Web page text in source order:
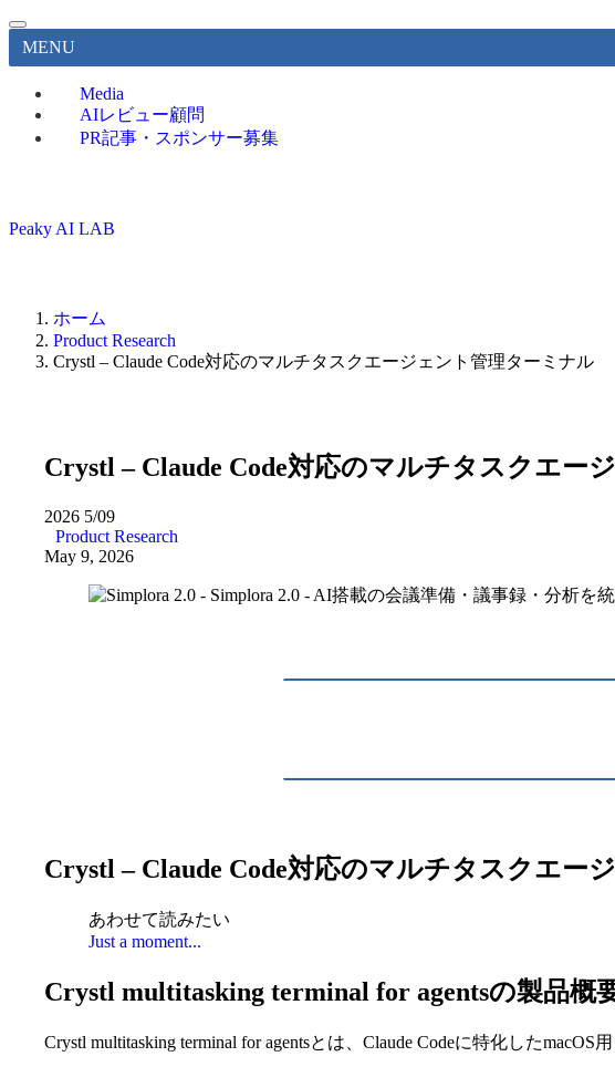
MENU
Media
AIレビュー顧問
PR記事・スポンサー募集
Peaky AI LAB
ホーム
Product Research
Crystl – Claude Code対応のマルチタスクエージェント管理ターミナル
Crystl – Claude Code対応のマルチタスクエー
2026 5/09
Product Research
May 9, 2026
Crystl – Claude Code対応のマルチタスクエー
あわせて読みたい
Just a moment...
Crystl multitasking terminal for agentsの製品概
Crystl multitasking terminal for agentsとは、Claude Codeに特化した